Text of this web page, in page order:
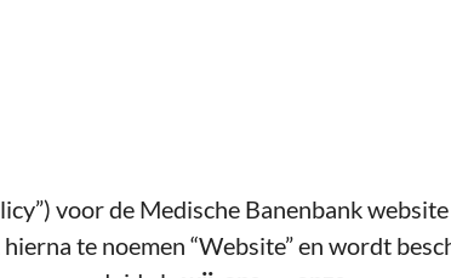
voor de Medische Banenbank
te noemen “Website” en wordt